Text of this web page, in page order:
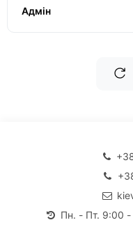
Адмін
Пн. - Пт. 9:00